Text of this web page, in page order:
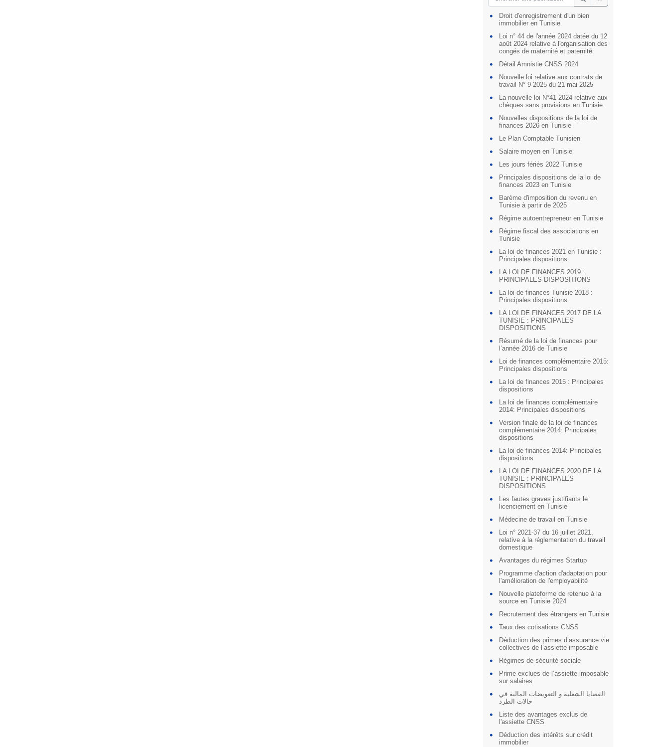
Droit d'enregistrement d'un bien
immobilier en Tunisie
Loi n° 44 de l'année 2024 datée du 12
août 2024 relative à l'organisation des
congés de maternité et paternité:
Détail Amnistie CNSS 2024
Nouvelle loi relative aux contrats de
travail N° 9-2025 du 21 mai 2025
La nouvelle loi N°41-2024 relative aux
chèques sans provisions en Tunisie
Nouvelles dispositions de la loi de
finances 2026 en Tunisie
Le Plan Comptable Tunisien
Salaire moyen en Tunisie
Les jours fériés 2022 Tunisie
Principales dispositions de la loi de
finances 2023 en Tunisie
Barème d'imposition du revenu en
Tunisie à partir de 2025
Régime autoentrepreneur en Tunisie
Régime fiscal des associations en
Tunisie
La loi de finances 2021 en Tunisie :
Principales dispositions
LA LOI DE FINANCES 2019 :
PRINCIPALES DISPOSITIONS
La loi de finances Tunisie 2018 :
Principales dispositions
LA LOI DE FINANCES 2017 DE LA
TUNISIE : PRINCIPALES
DISPOSITIONS
Résumé de la loi de finances pour
l’année 2016 de Tunisie
Loi de finances complémentaire 2015:
Principales dispositions
La loi de finances 2015 : Principales
dispositions
La loi de finances complémentaire
2014: Principales dispositions
Version finale de la loi de finances
complémentaire 2014: Principales
dispositions
La loi de finances 2014: Principales
dispositions
LA LOI DE FINANCES 2020 DE LA
TUNISIE : PRINCIPALES
DISPOSITIONS
Les fautes graves justifiants le
licenciement en Tunisie
Médecine de travail en Tunisie
Loi n° 2021-37 du 16 juillet 2021,
relative à la réglementation du travail
domestique
Avantages du régimes Startup
Programme d'action d'adaptation pour
l'amélioration de l'employabilité
Nouvelle plateforme de retenue à la
source en Tunisie 2024
Recrutement des étrangers en Tunisie
Taux des cotisations CNSS
Déduction des primes d’assurance vie
collectives de l’assiette imposable
Régimes de sécurité sociale
Prime exclues de l’assiette imposable
sur salaires
القضايا الشغلية و التعويضات المالية في
حالات الطرد
Liste des avantages exclus de
l'assiette CNSS
Déduction des intérêts sur crédit
immobilier